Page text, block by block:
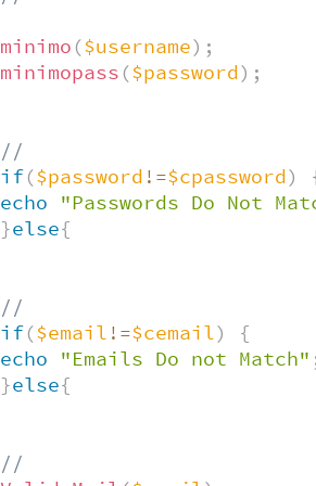
minimo ($username) ;
minimopass ($password) ;
//
if($password !=$cpassword)
echo
"Passwords Do Not
}else{
//
if($email !=$cemail)
{
echo
"Emails Do not Match"
}else{
//